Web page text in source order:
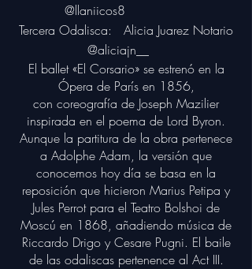
@llaniicos8
Tercera Odalisca: Alicia Juarez Notario
@aliciajn__
El ballet «El Corsario» se estrenó en la
Ópera de París en 1856,
con coreografía de Joseph Mazilier
inspirada en el poema de Lord Byron.
Aunque la partitura de la obra pertenece
a Adolphe Adam, la versión que
conocemos hoy día se basa en la
reposición que hicieron Marius Petipa y
Jules Perrot para el Teatro Bolshoi de
Moscú en 1868, añadiendo música de
Riccardo Drigo y Cesare Pugni. El baile
de las odaliscas pertenence al Act III.